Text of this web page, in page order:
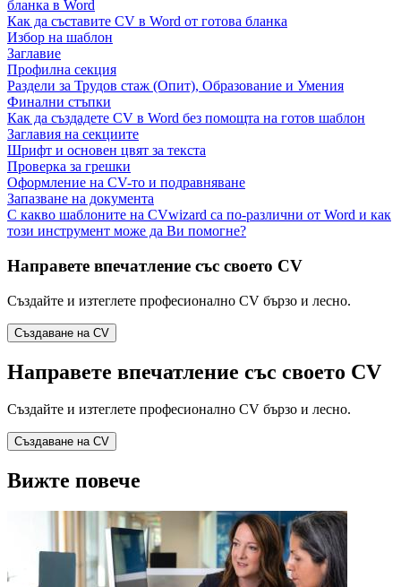
бланка в Word
Как да съставите CV в Word от готова бланка
Избор на шаблон
Заглавие
Профилна секция
Раздели за Трудов стаж (Опит), Образование и Умения
Финални стъпки
Как да създадете CV в Word без помощта на готов шаблон
Заглавия на секциите
Шрифт и основен цвят за текста
Проверка за грешки
Оформление на CV-то и подравняване
Запазване на документа
С какво шаблоните на CVwizard са по-различни от Word и как
този инструмент може да Ви помогне?
Направете впечатление със своето CV
Създайте и изтеглете професионално CV бързо и лесно.
Създаване на CV
Направете впечатление със своето CV
Създайте и изтеглете професионално CV бързо и лесно.
Създаване на CV
Вижте повече